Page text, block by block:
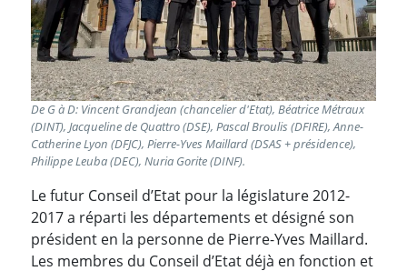
De G à D: Vincent Grandjean (chancelier d'Etat), Béatrice Métraux
(DINT), Jacqueline de Quattro (DSE), Pascal Broulis (DFIRE), Anne-
Catherine Lyon (DFJC), Pierre-Yves Maillard (DSAS + présidence),
Philippe Leuba (DEC), Nuria Gorite (DINF).
Le futur Conseil d’Etat pour la législature 2012-
2017 a réparti les départements et désigné son
président en la personne de Pierre-Yves Maillard.
Les membres du Conseil d’Etat déjà en fonction et